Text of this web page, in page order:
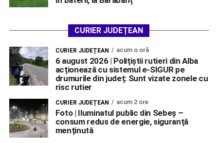
CURIER JUDEȚEAN
CURIER JUDEȚEAN acum o oră
6 august 2026 | Polițiștii rutieri din Alba
acționează cu sistemul e-SIGUR pe
drumurile din județ: Sunt vizate zonele cu
risc rutier
CURIER JUDEȚEAN acum 2 ore
Foto | Iluminatul public din Sebeș –
consum redus de energie, siguranță
menținută